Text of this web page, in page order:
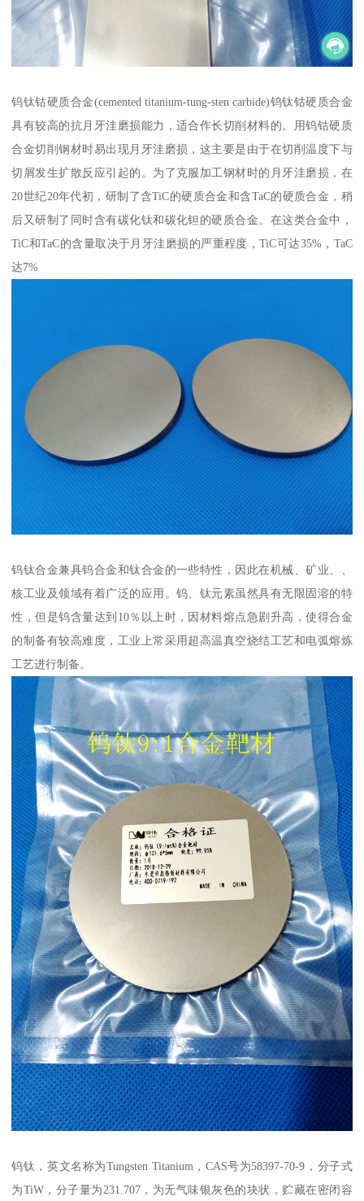
钨钛钴硬质合金(cemented titanium-tung-sten carbide)钨钛钴硬质合金
具有较高的抗月牙洼磨损能力，适合作长切削材料的。用钨钴硬质
合金切削钢材时易出现月牙洼磨损，这主要是由于在切削温度下与
切屑发生扩散反应引起的。为了克服加工钢材时的月牙洼磨损，在
20世纪20年代初，研制了含TiC的硬质合金和含TaC的硬质合金，稍
后又研制了同时含有碳化钛和碳化钽的硬质合金。在这类合金中，
TiC和TaC的含量取决于月牙洼磨损的严重程度，TiC可达35%，TaC
达7%
钨钛合金兼具钨合金和钛合金的一些特性，因此在机械、矿业、、
核工业及领域有着广泛的应用。钨、钛元素虽然具有无限固溶的特
性，但是钨含量达到10％以上时，因材料熔点急剧升高，使得合金
的制备有较高难度，工业上常采用超高温真空烧结工艺和电弧熔炼
工艺进行制备。
钨钛，英文名称为Tungsten Titanium，CAS号为58397-70-9，分子式
为TiW，分子量为231.707，为无气味银灰色的块状，贮藏在密闭容